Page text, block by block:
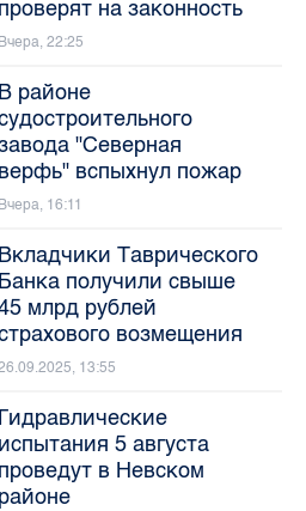
проверят на законность
Вчера, 22:25
В районе
"Северная
верфь" вспыхнул пожар
Вчера, 16:11
Вкладчики Таврического
Банка получили свыше
млрд рублей
возмещения
13:55
Гидравлические
испытания 5 августа
проведут в Невском
районе